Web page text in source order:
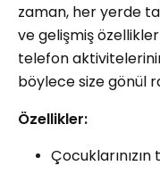
zaman, her yerde
ve gelişmiş
telefon
böylece size gönül
Özellikler: